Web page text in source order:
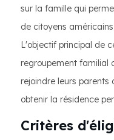
sur la famille qui
de citoyens
L'objectif principal de
regroupement familial
rejoindre leurs
obtenir la résidence
Critères